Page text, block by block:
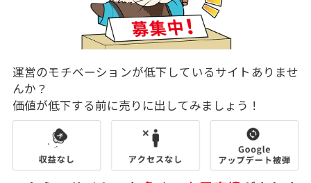
運営のモチベーションが低下しているサイトありませ
んか？
価値が低下する前に売りに出してみましょう！